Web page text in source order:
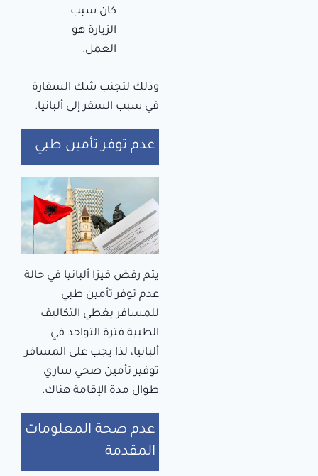
كان سبب
الزيارة هو
العمل.
وذلك لتجنب شك السفارة
في سبب السفر إلى ألبانيا.
عدم توفر تأمين طبي
يتم رفض فيزا ألبانيا في حالة
عدم توفر تأمين طبي
للمسافر يغطي التكاليف
الطبية فترة التواجد في
ألبانيا، لذا يجب على المسافر
توفير تأمين صحي ساري
طوال مدة الإقامة هناك.
عدم صحة المعلومات
المقدمة